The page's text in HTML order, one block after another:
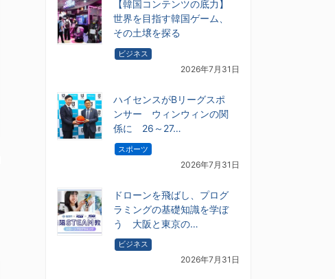
【韓国コンテンツの底力】
世界を目指す韓国ゲーム、
その土壌を探る
ビジネス
2026年7月31日
ハイセンスがBリーグスポ
ンサー ウィンウィンの関
係に 26～27…
スポーツ
2026年7月31日
ドローンを飛ばし、プログ
ラミングの基礎知識を学ぼ
う 大阪と東京の…
ビジネス
2026年7月31日